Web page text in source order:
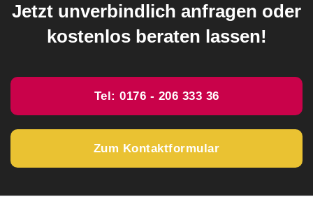
Jetzt unverbindlich anfragen oder
kostenlos beraten lassen!
Tel: 0176 - 206 333 36
Zum Kontaktformular